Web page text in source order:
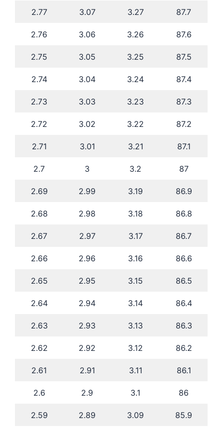
2.77 3.07 3.27 87.7
2.76 3.06 3.26 87.6
2.75 3.05 3.25 87.5
2.74 3.04 3.24 87.4
2.73 3.03 3.23 87.3
2.72 3.02 3.22 87.2
2.71 3.01 3.21 87.1
2.7 3 3.2 87
2.69 2.99 3.19 86.9
2.68 2.98 3.18 86.8
2.67 2.97 3.17 86.7
2.66 2.96 3.16 86.6
2.65 2.95 3.15 86.5
2.64 2.94 3.14 86.4
2.63 2.93 3.13 86.3
2.62 2.92 3.12 86.2
2.61 2.91 3.11 86.1
2.6 2.9 3.1 86
2.59 2.89 3.09 85.9